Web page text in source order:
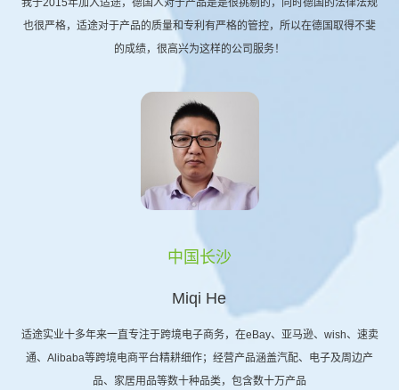
我于2015年加入适途，德国人对于产品是是很挑剔的，同时德国的法律法规
也很严格，适途对于产品的质量和专利有严格的管控，所以在德国取得不斐
的成绩，很高兴为这样的公司服务！
中国长沙
Miqi He
适途实业十多年来一直专注于跨境电子商务，在eBay、亚马逊、wish、速卖
通、Alibaba等跨境电商平台精耕细作；经营产品涵盖汽配、电子及周边产
品、家居用品等数十种品类，包含数十万产品